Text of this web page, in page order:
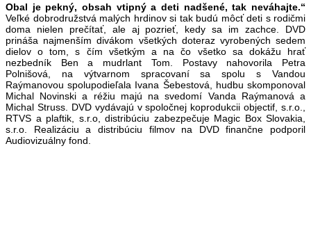
Obal je pekný, obsah vtipný a deti nadšené, tak neváhajte.“
Veľké dobrodružstvá malých hrdinov si tak budú môcť deti s rodičmi
doma nielen prečítať, ale aj pozrieť,
kedy sa im zachce. DVD
prináša najmenším divákom všetkých doteraz vyrobených sedem
dielov o tom, s čím všetkým a na čo všetko sa dokážu hrať
nezbedník Ben a mudrlant Tom. Postavy nahovorila Petra
Polnišová, na výtvarnom spracovaní sa spolu s Vandou
Raýmanovou spolupodieľala Ivana Šebestová, hudbu skomponoval
Michal Novinski a réžiu majú na svedomí Vanda Raýmanová a
Michal Struss. DVD vydávajú v spoločnej koprodukcii objectif, s.r.o.,
RTVS a plaftik, s.r.o, distribúciu zabezpečuje Magic Box Slovakia,
s.r.o. Realizáciu a distribúciu filmov na DVD finančne podporil
Audiovizuálny fond.